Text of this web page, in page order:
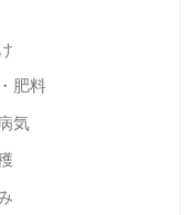
肥料
気